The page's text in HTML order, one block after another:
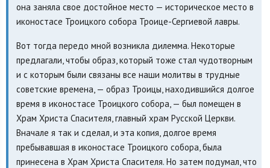
она заняла свое достойное место — историческое место в
иконостасе Троицкого собора Троице-Сергиевой лавры.
Вот тогда передо мной возникла дилемма. Некоторые
предлагали, чтобы образ, который тоже стал чудотворным
и с которым были связаны все наши молитвы в трудные
советские времена, — образ Троицы, находившийся долгое
время в иконостасе Троицкого собора, — был помещен в
Храм Христа Спасителя, главный храм Русской Церкви.
Вначале я так и сделал, и эта копия, долгое время
пребывавшая в иконостасе Троицкого собора, была
принесена в Храм Христа Спасителя. Но затем подумал, что